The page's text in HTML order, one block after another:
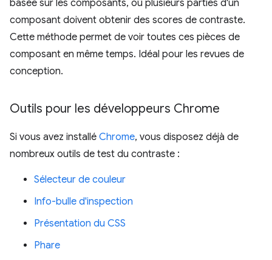
basée sur les composants, où plusieurs parties d'un
composant doivent obtenir des scores de contraste.
Cette méthode permet de voir toutes ces pièces de
composant en même temps. Idéal pour les revues de
conception.
Outils pour les développeurs Chrome
Si vous avez installé Chrome, vous disposez déjà de
nombreux outils de test du contraste :
Sélecteur de couleur
Info-bulle d'inspection
Présentation du CSS
Phare